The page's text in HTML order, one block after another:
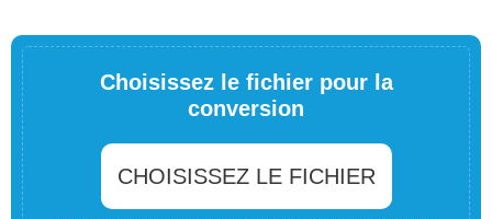
Choisissez le fichier pour la
conversion
CHOISISSEZ LE FICHIER